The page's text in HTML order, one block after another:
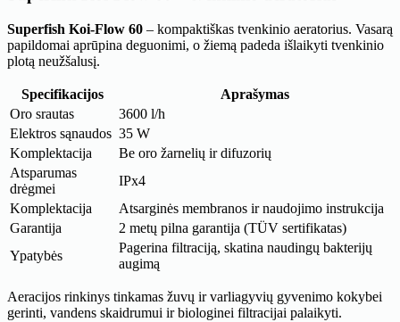
Superfish Koi-Flow 60 – kompaktiškas tvenkinio aeratorius. Vasarą
papildomai aprūpina deguonimi, o žiemą padeda išlaikyti tvenkinio
plotą neužšalusį.
Specifikacijos
Aprašymas
Oro srautas
3600 l/h
Elektros sąnaudos 35 W
Komplektacija
Be oro žarnelių ir difuzorių
Atsparumas
drėgmei
IPx4
Komplektacija
Atsarginės membranos ir naudojimo instrukcija
Garantija
2 metų pilna garantija (TÜV sertifikatas)
Ypatybės
Pagerina filtraciją, skatina naudingų bakterijų
augimą
Aeracijos rinkinys tinkamas žuvų ir varliagyvių gyvenimo kokybei
gerinti, vandens skaidrumui ir biologinei filtracijai palaikyti.